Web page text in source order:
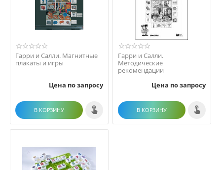
Гарри и Салли. Магнитные
плакаты и игры
Цена по запросу
В КОРЗИНУ
Гарри и Салли.
Методические
рекомендации
Цена по запросу
В КОРЗИНУ